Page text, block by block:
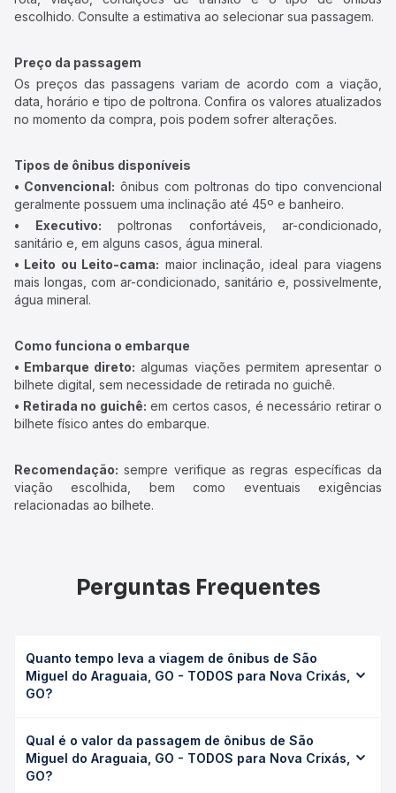
escolhido. Consulte a estimativa ao selecionar sua passagem.
Preço da passagem
Os preços das passagens variam de acordo com a viação,
data, horário e tipo de poltrona. Confira os valores atualizados
no momento da compra, pois podem sofrer alterações.
Tipos de ônibus disponíveis
• Convencional: ônibus com poltronas do tipo convencional
geralmente possuem uma inclinação até 45º e banheiro.
• Executivo: poltronas confortáveis, ar-condicionado,
sanitário e, em alguns casos, água mineral.
• Leito ou Leito-cama: maior inclinação, ideal para viagens
mais longas, com ar-condicionado, sanitário e, possivelmente,
água mineral.
Como funciona o embarque
• Embarque direto: algumas viações permitem apresentar o
bilhete digital, sem necessidade de retirada no guichê.
• Retirada no guichê: em certos casos, é necessário retirar o
bilhete físico antes do embarque.
Recomendação: sempre verifique as regras específicas da
viação escolhida, bem como eventuais exigências
relacionadas ao bilhete.
Perguntas Frequentes
Quanto tempo leva a viagem de ônibus de São
Miguel do Araguaia, GO - TODOS para Nova Crixás,
GO?
TODOS para Nova Crixás, GO leva em média 1h 26min,
podendo variar conforme a viação, o tipo de serviço
(convencional, executivo ou leito) e as condições de
Qual é o valor da passagem de ônibus de São
Miguel do Araguaia, GO - TODOS para Nova Crixás,
GO?